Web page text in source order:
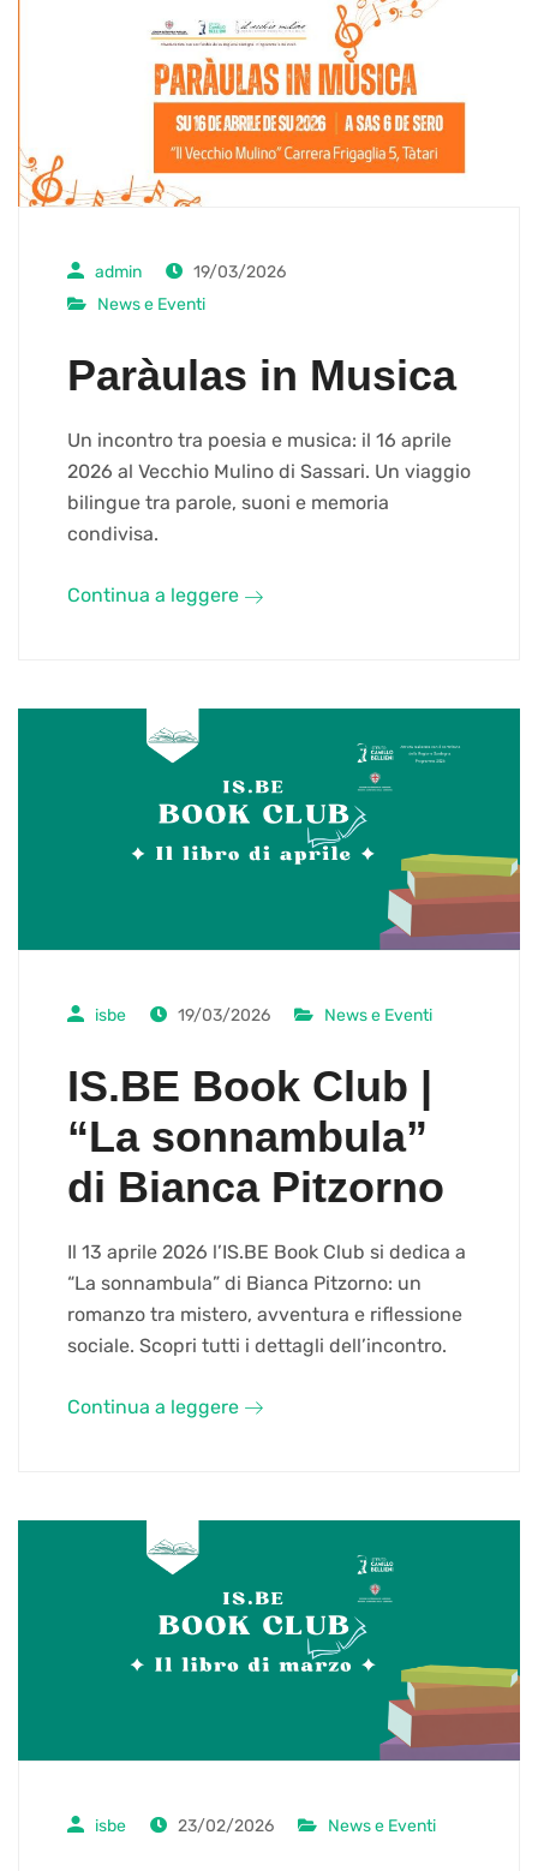
admin
19/03/2026
News e Eventi
Paràulas in Musica
Un incontro tra poesia e musica: il 16 aprile
2026 al Vecchio Mulino di Sassari. Un viaggio
bilingue tra parole, suoni e memoria
condivisa.
Continua a leggere
isbe 19/03/2026 News e Eventi
IS.BE Book Club |
“La sonnambula”
di Bianca Pitzorno
Il 13 aprile 2026 l’IS.BE Book Club si dedica a
“La sonnambula” di Bianca Pitzorno: un
romanzo tra mistero, avventura e riflessione
sociale. Scopri tutti i dettagli dell’incontro.
Continua a leggere
isbe 23/02/2026 News e Eventi